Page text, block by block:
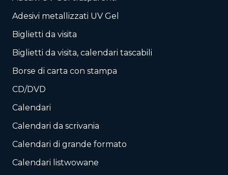
Adesivi metallizzati UV Gel
Biglietti da visita
Biglietti da visita, calendari tascabili
Borse di carta con stampa
CD/DVD
Calendari
Calendari da scrivania
Calendari di grande formato
Calendari listwowane